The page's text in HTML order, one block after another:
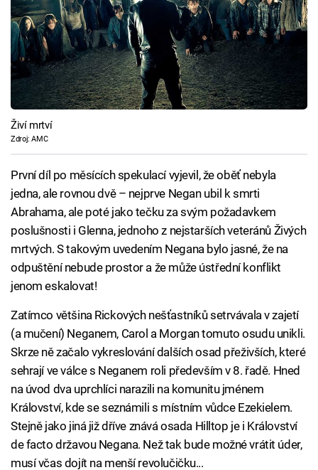
Živí mrtví
Zdroj: AMC
První díl po měsících spekulací vyjevil, že oběť nebyla
jedna, ale rovnou dvě – nejprve Negan ubil k smrti
Abrahama, ale poté jako tečku za svým požadavkem
poslušnosti i Glenna, jednoho z nejstarších veteránů Živých
mrtvých. S takovým uvedením Negana bylo jasné, že na
odpuštění nebude prostor a že může ústřední konflikt
jenom eskalovat!
Zatímco většina Rickových nešťastníků setrvávala v zajetí
(a mučení) Neganem, Carol a Morgan tomuto osudu unikli.
Skrze ně začalo vykreslování dalších osad přeživších, které
sehrají ve válce s Neganem roli především v 8. řadě. Hned
na úvod dva uprchlíci narazili na komunitu jménem
Království, kde se seznámili s místním vůdce Ezekielem.
Stejně jako jiná již dříve znává osada Hilltop je i Království
de facto državou Negana. Než tak bude možné vrátit úder,
musí včas dojít na menší revolučičku...